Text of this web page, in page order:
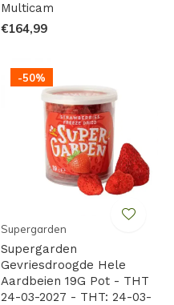
Multicam
€164,99
-50%
Supergarden
Supergarden
Gevriesdroogde Hele
Aardbeien 19G Pot - THT
24-03-2027 - THT: 24-03-